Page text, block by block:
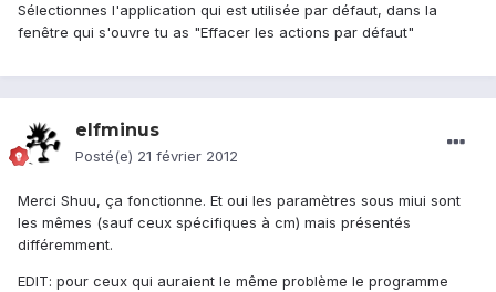
Sélectionnes l'application qui est utilisée par défaut, dans la
fenêtre qui s'ouvre tu as "Effacer les actions par défaut"
elfminus
Posté(e) 21 février 2012
Merci Shuu, ça fonctionne. Et oui les paramètres sous miui sont
les mêmes (sauf ceux spécifiques à cm) mais présentés
différemment.
EDIT: pour ceux qui auraient le même problème le programme